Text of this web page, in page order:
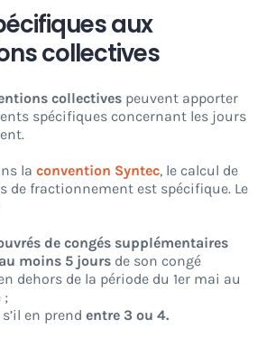
aux
collectives
collectives peuvent apporter
spécifiques concernant les jours
la convention Syntec, le calcul de
de fractionnement est spécifique. Le
de congés supplémentaires
au moins 5 jours de son congé
dehors de la période du 1er mai au
;
s’il en prend entre 3 ou 4.